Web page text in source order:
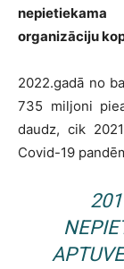
organizāciju
2022.gadā no
735 miljoni
daudz, cik
Covid-19